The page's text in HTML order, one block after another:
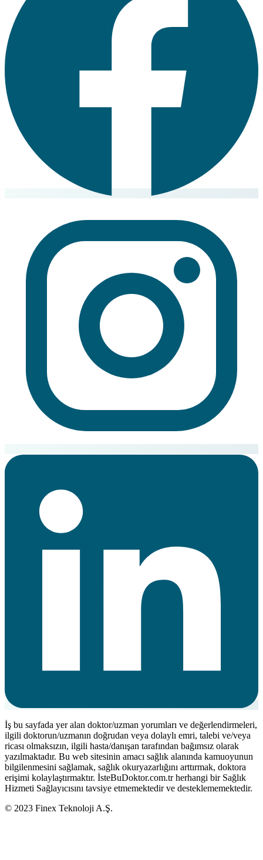
İş bu sayfada yer alan doktor/uzman yorumları ve değerlendirmeleri,
ilgili doktorun/uzmanın doğrudan veya dolaylı emri, talebi ve/veya
ricası olmaksızın, ilgili hasta/danışan tarafından bağımsız olarak
yazılmaktadır. Bu web sitesinin amacı sağlık alanında kamuoyunun
bilgilenmesini sağlamak, sağlık okuryazarlığını arttırmak, doktora
erişimi kolaylaştırmaktır. İsteBuDoktor.com.tr herhangi bir Sağlık
Hizmeti Sağlayıcısını tavsiye etmemektedir ve desteklememektedir.
© 2023 Finex Teknoloji A.Ş.